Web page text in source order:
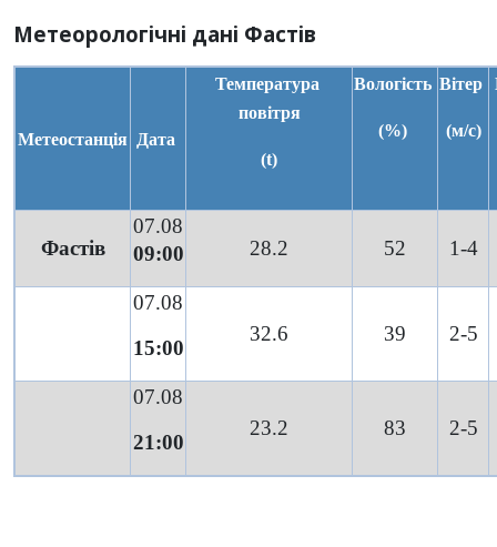
Метеорологічні дані Фастів
Метеостанція Дата
Температура
повітря
(t)
Вологість
(%)
Вітер
(м/с)
Фастів
07.08
09:00
28.2 52 1-4
07.08
15:00
32.6 39 2-5
07.08
21:00
23.2 83 2-5